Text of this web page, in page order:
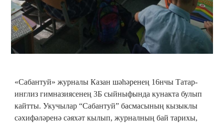
«Сабантуй» журналы Казан шәһәренең 16нчы Татар-
инглиз гимназиясенең 3Б сыйныфында кунакта булып
кайтты. Укучылар “Сабантуй” басмасының кызыклы
сәхифәләренә сәяхәт кылып, журналның бай тарихы,